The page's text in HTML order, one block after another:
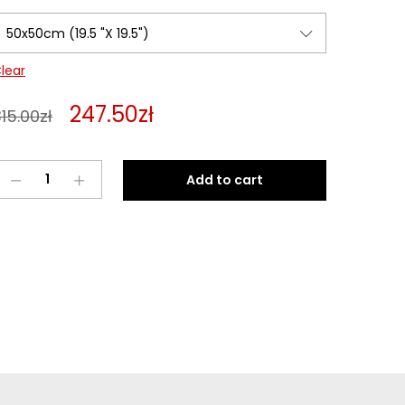
zł 247.50zł
Birdy
Add to cart